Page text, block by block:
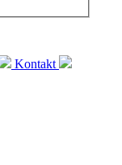
Kontakt